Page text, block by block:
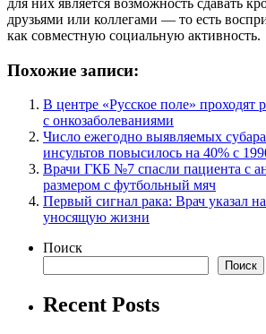
друзьями или коллегами — то есть
как совместную социальную активность.
Похожие записи:
В центре «Русское поле» проходят
с онкозаболеваниями
Число ежегодно выявляемых
инсультов повысилось на 40% с
Врачи ГКБ №7 спасли пациента с
размером с футбольный мяч
Первый сигнал рака: Врач указал
уносящую жизни
Поиск
Поиск
Recent Posts